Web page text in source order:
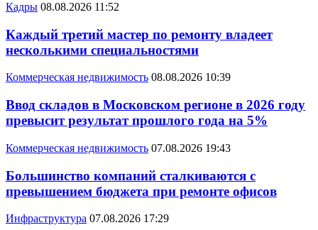
Кадры 08.08.2026 11:52
Каждый третий мастер по ремонту владеет
несколькими специальностями
Коммерческая недвижимость 08.08.2026 10:39
Ввод складов в Московском регионе в 2026 году
превысит результат прошлого года на 5%
Коммерческая недвижимость 07.08.2026 19:43
Большинство компаний сталкиваются с
превышением бюджета при ремонте офисов
Инфраструктура 07.08.2026 17:29